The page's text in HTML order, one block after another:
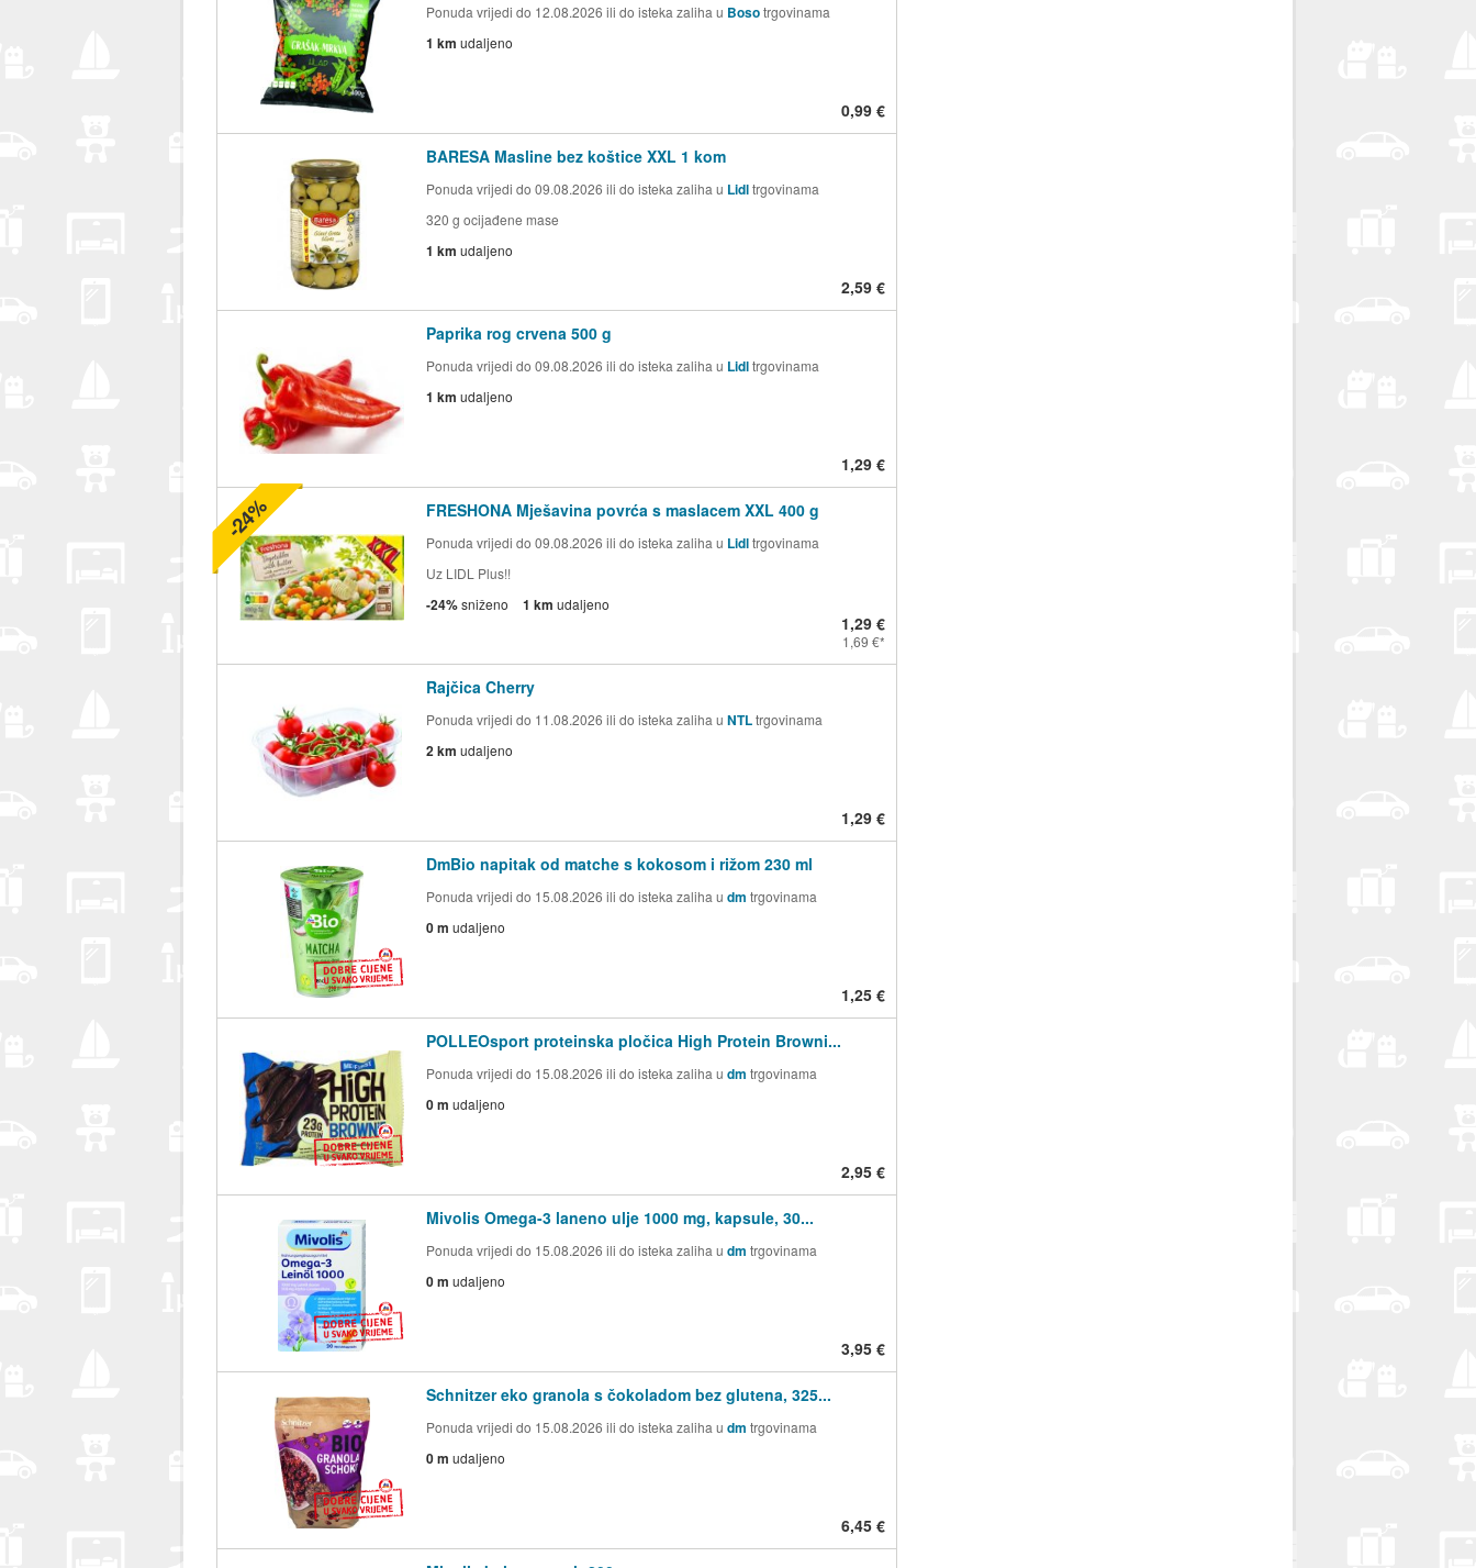
Ponuda vrijedi do 12.08.2026 ili do isteka zaliha u Bosotrgovinama
1 km udaljeno
0,99 €
BARESA Masline bez koštice XXL 1 kom
Ponuda vrijedi do 09.08.2026 ili do isteka zaliha u Lidltrgovinama
320 g ocijađene mase
1 km udaljeno
2,59 €
Paprika rog crvena 500 g
Ponuda vrijedi do 09.08.2026 ili do isteka zaliha u Lidltrgovinama
1 km udaljeno
1,29 €
FRESHONA Mješavina povrća s maslacem XXL 400 g
Ponuda vrijedi do 09.08.2026 ili do isteka zaliha u Lidltrgovinama
Uz LIDL Plus!!
-24%sniženo 1 km udaljeno
1,29 €
1,69 €
-24%
Rajčica Cherry
Ponuda vrijedi do 11.08.2026 ili do isteka zaliha u NTLtrgovinama
2 km udaljeno
1,29 €
DmBio napitak od matche s kokosom i rižom 230 ml
Ponuda vrijedi do 15.08.2026 ili do isteka zaliha u dm trgovinama
0 m udaljeno
1,25 €
POLLEOsport proteinska pločica High Protein Browni...
Ponuda vrijedi do 15.08.2026 ili do isteka zaliha u dm trgovinama
0 m udaljeno
2,95 €
Mivolis Omega-3 laneno ulje 1000 mg, kapsule, 30...
Ponuda vrijedi do 15.08.2026 ili do isteka zaliha u dm trgovinama
0 m udaljeno
3,95 €
Schnitzer eko granola s čokoladom bez glutena, 325...
Ponuda vrijedi do 15.08.2026 ili do isteka zaliha u dm trgovinama
0 m udaljeno
6,45 €